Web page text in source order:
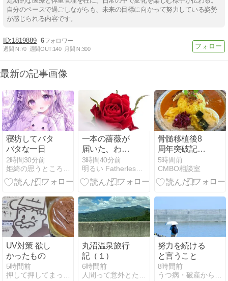
自分のペースで過ごしながらも、未来の目標に向かって努力している姿勢
が感じられる内容です。
1819889 6
週間IN:70 週間OUT:140 月間IN:300
最新の記事画像
寝坊してバタ
バタな一日
2時間30分前
姫綺の思うところ うつと共存する日々
一本の薔薇が
届いた、わか
りやすく夏バ
テです
3時間40分前
明るい Fatherless Family
骨髄移植後8
周年突破記念
ブログ
5時間前
CMBO相談室
UV対策 欲し
かったもの
5時間前
押して押してまったりと
丸沼温泉旅行
記（１）
6時間前
人間って意外とたくましい
努力を続ける
と言うこと
8時間前
うつ病・破産から立ち直る男